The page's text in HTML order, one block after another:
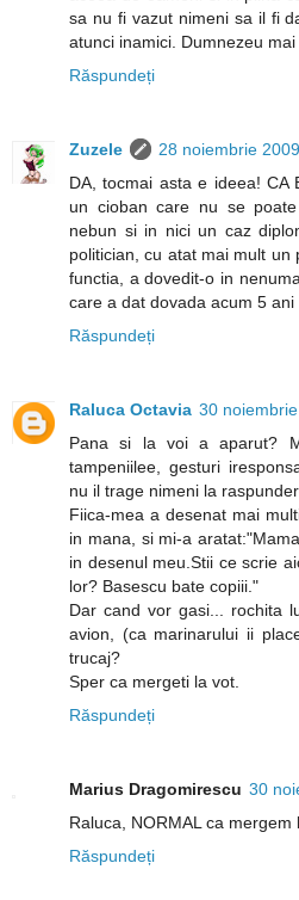
sa nu fi vazut nimeni sa il fi
atunci inamici. Dumnezeu mai
Răspundeți
Zuzele
28 noiembrie
DA, tocmai asta e ideea! CA
un cioban care nu se
nebun si in nici un caz
politician, cu atat mai mult un
functia, a dovedit-o in
care a dat dovada acum 5 ani
Răspundeți
Raluca Octavia 30
Pana si la voi a aparut?
tampeniilee, gesturi
nu il trage nimeni la
Fiica-mea a desenat mai
in mana, si mi-a
in desenul meu.Stii ce scrie
lor? Basescu bate copiii."
Dar cand vor gasi... rochita
avion, (ca marinarului ii
trucaj?
Sper ca mergeti la vot.
Răspundeți
Marius Dragomirescu 30
Raluca, NORMAL ca mergem
Răspundeți